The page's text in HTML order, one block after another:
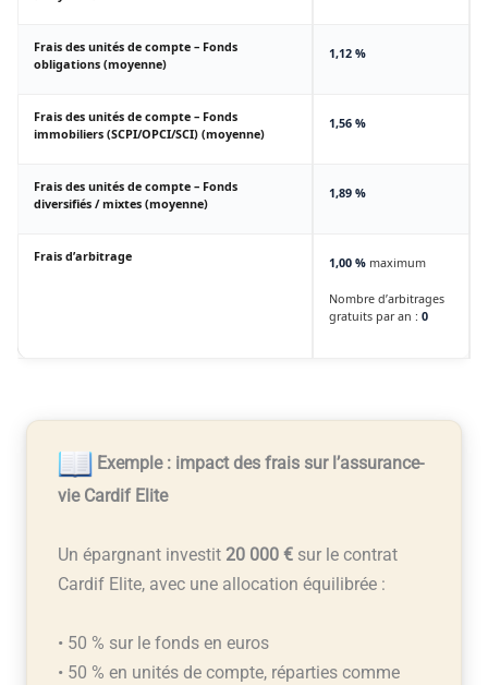
Frais des unités de compte – Fonds
obligations (moyenne)
1,12 %
Frais des unités de compte – Fonds
immobiliers (SCPI/OPCI/SCI) (moyenne)
1,56 %
Frais des unités de compte – Fonds
diversifiés / mixtes (moyenne)
1,89 %
Frais d’arbitrage 1,00 %maximum
Nombre d’arbitrages
gratuits par an : 0
Exemple : impact des frais sur l’assurance-
vie Cardif Elite
Un épargnant investit 20 000 €sur le contrat
Cardif Elite, avec une allocation équilibrée :
• 50 % sur le fonds en euros
• 50 % en unités de compte, réparties comme